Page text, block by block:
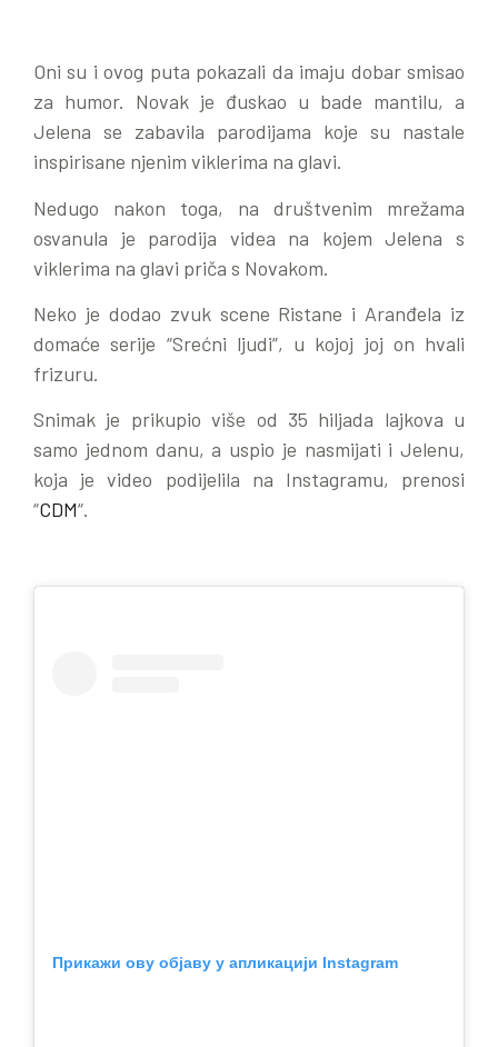
Oni su i ovog puta pokazali da imaju dobar smisao
za humor. Novak je đuskao u bade mantilu, a
Jelena se zabavila parodijama koje su nastale
inspirisane njenim viklerima na glavi.
Nedugo nakon toga, na društvenim mrežama
osvanula je parodija videa na kojem Jelena s
viklerima na glavi priča s Novakom.
Neko je dodao zvuk scene Ristane i Aranđela iz
domaće serije “Srećni ljudi”, u kojoj joj on hvali
frizuru.
Snimak je prikupio više od 35 hiljada lajkova u
samo jednom danu, a uspio je nasmijati i Jelenu,
koja je video podijelila na Instagramu, prenosi
“CDM“.
Прикажи ову објаву у апликацији Instagram